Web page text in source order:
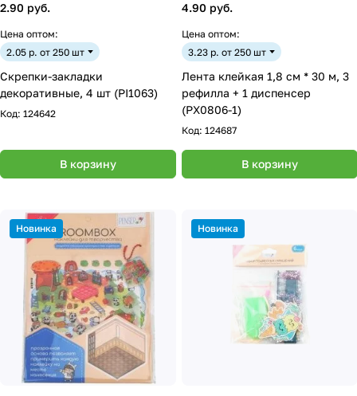
2.90 руб.
Цена оптом:
2.05 р. от 250 шт
Скрепки-закладки
декоративные, 4 шт (PI1063)
Код: 124642
В корзину
4.90 руб.
Цена оптом:
3.23 р. от 250 шт
Лента клейкая 1,8 см * 30 м, 3
рефилла + 1 диспенсер
(PX0806-1)
Код: 124687
В корзину
Новинка Новинка